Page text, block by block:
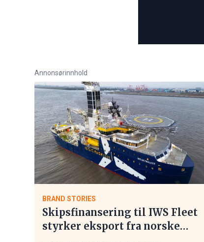
Annonsørinnhold
BRAND STORIES
Skipsfinansering til IWS Fleet
styrker eksport fra norske